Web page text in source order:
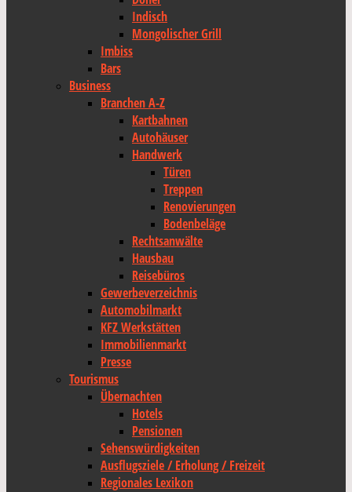
Indisch
Mongolischer Grill
Imbiss
Bars
Business
Branchen A-Z
Kartbahnen
Autohäuser
Handwerk
Türen
Treppen
Renovierungen
Bodenbeläge
Rechtsanwälte
Hausbau
Reisebüros
Gewerbeverzeichnis
Automobilmarkt
KFZ Werkstätten
Immobilienmarkt
Presse
Tourismus
Übernachten
Hotels
Pensionen
Sehenswürdigkeiten
Ausflugsziele / Erholung / Freizeit
Regionales Lexikon